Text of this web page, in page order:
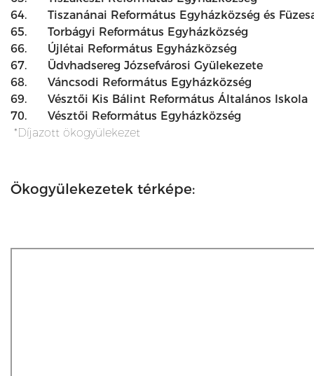
64.
Tiszanánai Református Egyházközség és
65.
Torbágyi Református Egyházközség
66.
Újlétai Református Egyházközség
67.
Üdvhadsereg Józsefvárosi Gyülekezete
68.
Váncsodi Református Egyházközség
69.
Vésztői Kis Bálint Református Általános Iskola
70.
Vésztői Református Egyházközség
*Díjazott ökogyülekezet
Ökogyülekezetek térképe: